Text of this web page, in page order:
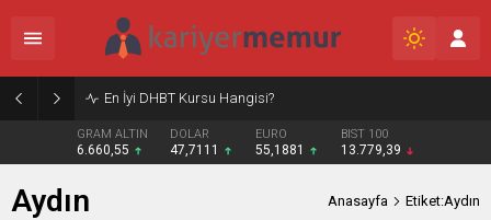
En İyi DHBT Kursu Hangisi?
GRAM ALTIN
6.660,55
DOLAR
47,7111
EURO
55,1881
BIST 100
13.779,39
Aydın Anasayfa Etiket:Aydın